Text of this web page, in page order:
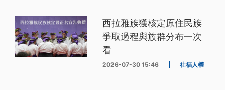
西拉雅族獲核定原住民族
爭取過程與族群分布一次
看
2026-07-30 15:46 社福人權